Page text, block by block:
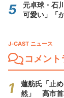
元卓球・石
可愛い」「
J-CAST ニュース
コメン
蓮舫氏「止
然」 高市首